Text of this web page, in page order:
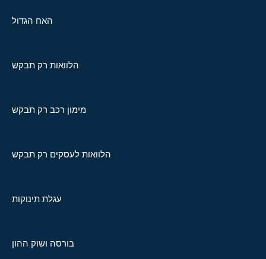
האח הגדול
הלוואות רק תבקש
מימון רכב רק תבקש
הלוואות לעסקים רק תבקש
עגלת תינוקות
בורסה ושוק ההון